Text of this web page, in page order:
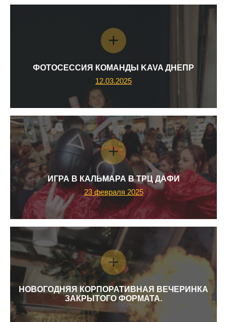
ФОТОСЕССИЯ КОМАНДЫ KAVA ДНЕПР
12.03.2025
ИГРА В КАЛЬМАРА В ТРЦ ДАФИ
23 февраля 2025
НОВОГОДНЯЯ КОРПОРАТИВНАЯ ВЕЧЕРИНКА
ЗАКРЫТОГО ФОРМАТА.